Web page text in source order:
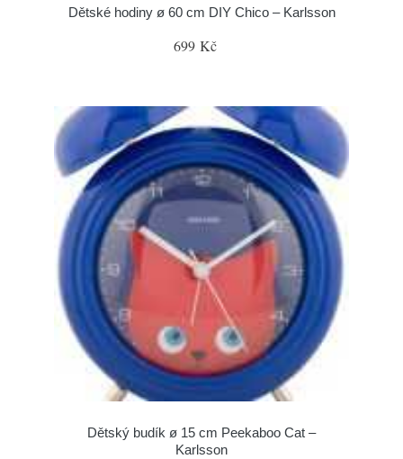
Dětské hodiny ø 60 cm DIY Chico – Karlsson
699 Kč
Dětský budík ø 15 cm Peekaboo Cat –
Karlsson